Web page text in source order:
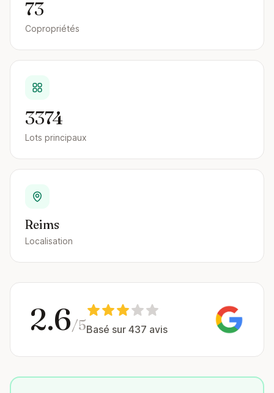
73
Copropriétés
3374
Lots principaux
Reims
Localisation
2.6/5Basé sur 437 avis